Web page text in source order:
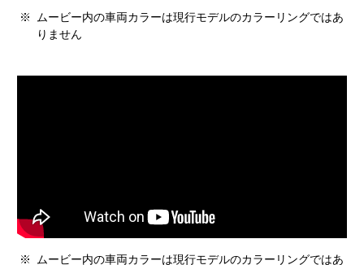
※
ムービー内の車両カラーは現行モデルのカラーリングではあ
りません
※ ムービー内の車両カラーは現行モデルのカラーリングではあ